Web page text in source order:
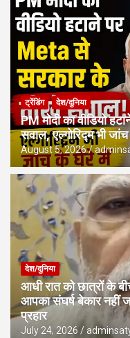
ट्रेंडिंग देश/दुनिया
PM मोदी का वीडियो
सवाल, एल्गोरिद्म भी
August 5, 2026
देश/दुनिया
आधी रात को छात्रों के
आपका संघर्ष बेकार नहीं
प्रहार
July 24, 2026